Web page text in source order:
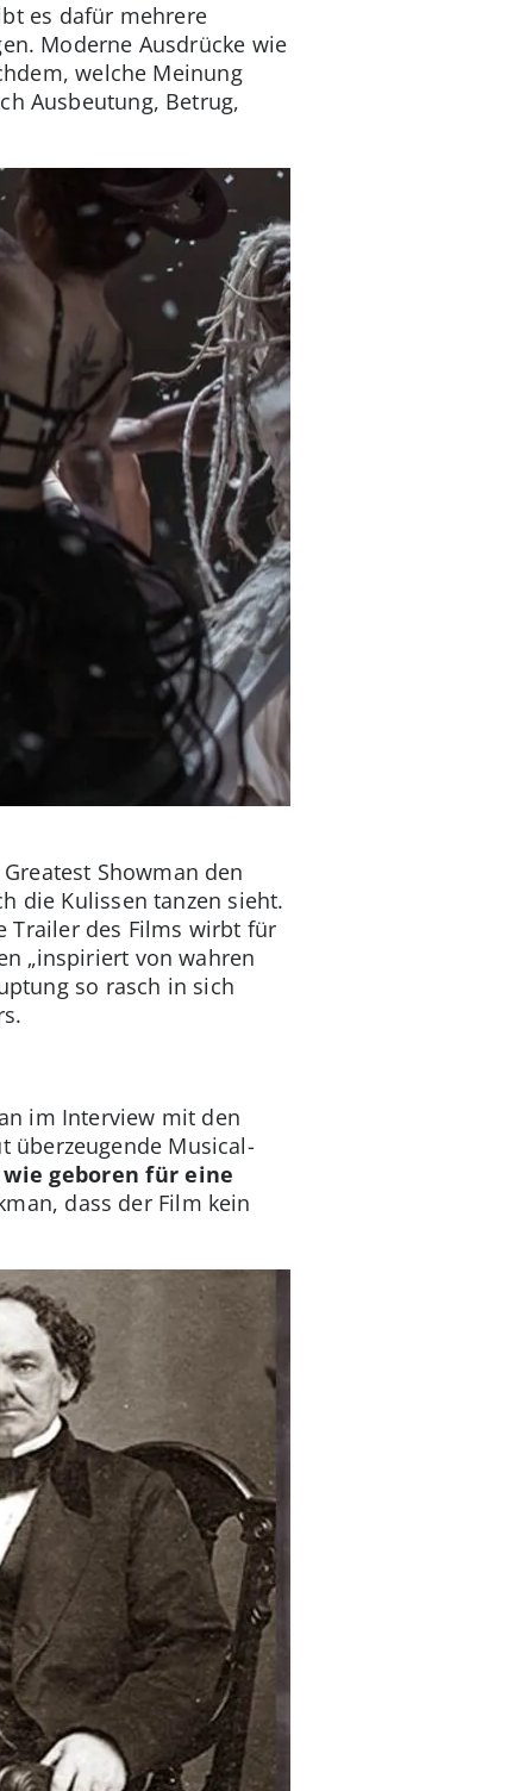
es dafür mehrere
Moderne Ausdrücke wie
welche Meinung
Ausbeutung, Betrug,
Showman den
die Kulissen tanzen sieht.
Trailer des Films wirbt für
„inspiriert von wahren
so rasch in sich
im Interview mit den
überzeugende Musical-
wie geboren für eine
dass der Film kein